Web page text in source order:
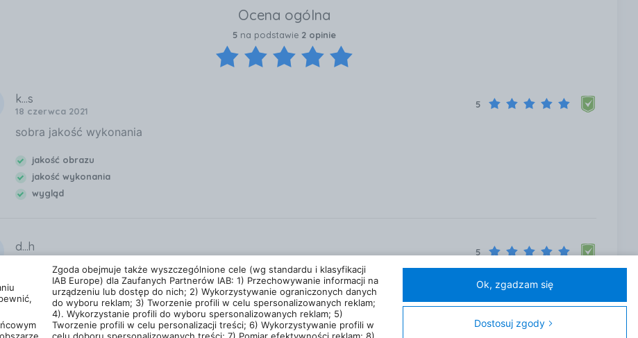
Ocena ogólna
5 na podstawie 2 opinie
k...s
18 czerwca 2021
5
sobra jakość wykonania
jakość obrazu
jakość wykonania
wygląd
d...h
06 stycznia 2025
5
Zgoda obejmuje także wyszczególnione cele (wg standardu i klasyfikacji
IAB Europe) dla Zaufanych Partnerów IAB: 1) Przechowywanie informacji na
urządzeniu lub dostęp do nich; 2) Wykorzystywanie ograniczonych danych
do wyboru reklam; 3) Tworzenie profili w celu spersonalizowanych reklam;
4). Wykorzystanie profili do wyboru spersonalizowanych reklam; 5)
Tworzenie profili w celu personalizacji treści; 6) Wykorzystywanie profili w
Ok, zgadzam się
Dostosuj zgody